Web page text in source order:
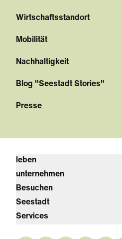
Wirtschaftsstandort
Mobilität
Nachhaltigkeit
Blog "Seestadt Stories"
Presse
leben
unternehmen
Besuchen
Seestadt
Services